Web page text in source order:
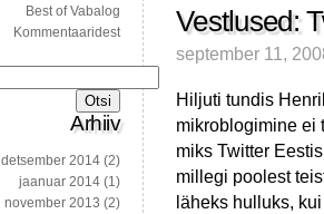
Vestlused:
september 11,
Hiljuti tundis
mikroblogimine ei
miks Twitter
millegi poolest
läheks hulluks,
Best of Vabalog
Kommentaaridest
Arhiiv
detsember 2014 (2)
jaanuar 2014 (1)
november 2013 (2)